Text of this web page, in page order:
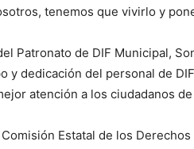
tenemos que vivirlo y
Patronato de DIF Municipal,
y dedicación del personal de
atención a los ciudadanos
Estatal de los